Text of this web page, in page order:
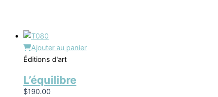
Ajouter au panier
Éditions d'art
L’équilibre
$190.00